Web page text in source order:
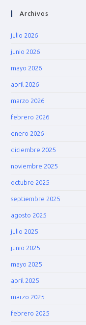
Archivos
julio 2026
junio 2026
mayo 2026
abril 2026
marzo 2026
febrero 2026
enero 2026
diciembre 2025
noviembre 2025
octubre 2025
septiembre 2025
agosto 2025
julio 2025
junio 2025
mayo 2025
abril 2025
marzo 2025
febrero 2025